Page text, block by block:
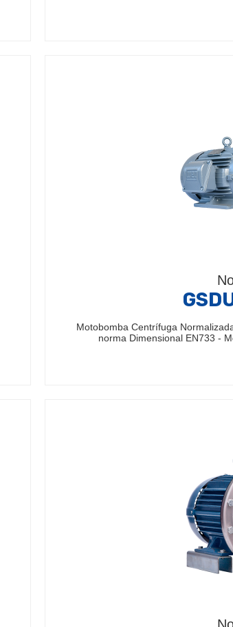
Motobomba Centrífuga
norma Dimensional EN733 -